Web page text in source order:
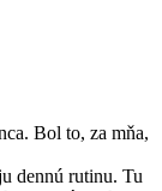
Bol to, za mňa,
dennú rutinu. Tu